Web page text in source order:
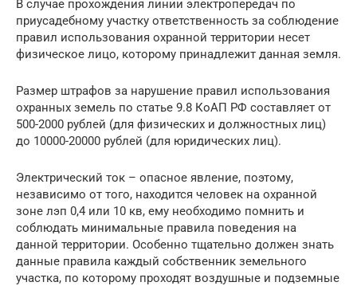
В случае прохождения линии электропередач по
приусадебному участку ответственность за соблюдение
правил использования охранной территории несет
физическое лицо, которому принадлежит данная земля.
Размер штрафов за нарушение правил использования
охранных земель по статье 9.8 КоАП РФ составляет от
500-2000 рублей (для физических и должностных лиц)
до 10000-20000 рублей (для юридических лиц).
Электрический ток – опасное явление, поэтому,
независимо от того, находится человек на охранной
зоне лэп 0,4 или 10 кв, ему необходимо помнить и
соблюдать минимальные правила поведения на
данной территории. Особенно тщательно должен знать
данные правила каждый собственник земельного
участка, по которому проходят воздушные и подземные